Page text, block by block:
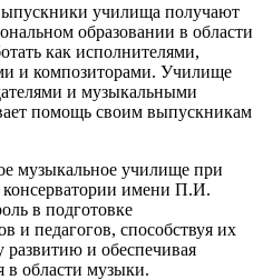
училища получают
образовании в области
как исполнителями,
и композиторами. Училище
и музыкальными
помощь своим выпускникам
музыкальное училище при
консерватории имени П.И.
в подготовке
и педагогов, способствуя их
и обеспечивая
в области музыки.